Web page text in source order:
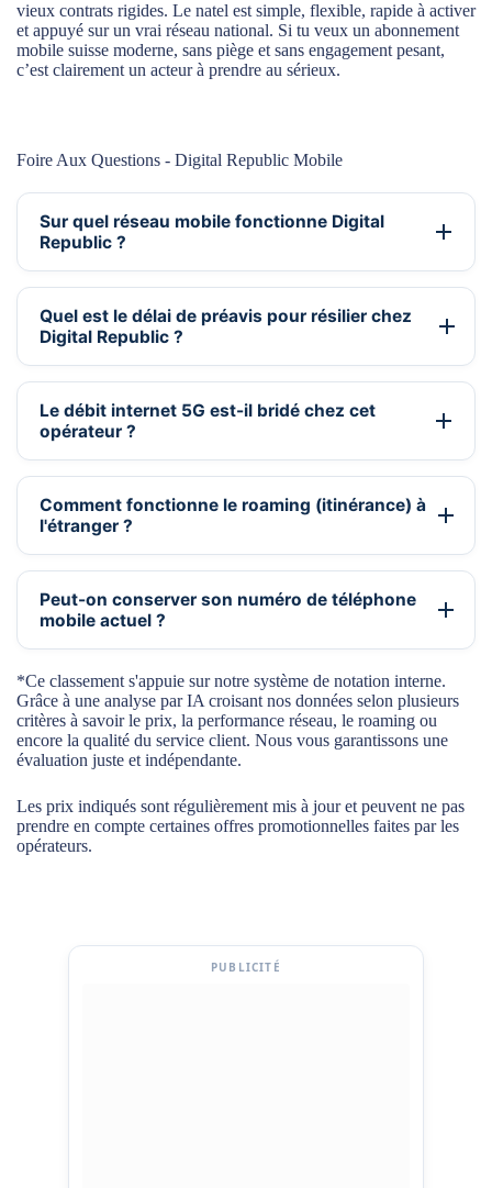
vieux contrats rigides. Le natel est simple, flexible, rapide à activer
et appuyé sur un vrai réseau national. Si tu veux un abonnement
mobile suisse moderne, sans piège et sans engagement pesant,
c’est clairement un acteur à prendre au sérieux.
Foire Aux Questions - Digital Republic Mobile
Sur quel réseau mobile fonctionne Digital
Republic ?
Quel est le délai de préavis pour résilier chez
Digital Republic ?
Le débit internet 5G est-il bridé chez cet
opérateur ?
Comment fonctionne le roaming (itinérance) à
l'étranger ?
Peut-on conserver son numéro de téléphone
mobile actuel ?
*Ce classement s'appuie sur notre système de notation interne.
Grâce à une analyse par IA croisant nos données selon plusieurs
critères à savoir le prix, la performance réseau, le roaming ou
encore la qualité du service client. Nous vous garantissons une
évaluation juste et indépendante.
Les prix indiqués sont régulièrement mis à jour et peuvent ne pas
prendre en compte certaines offres promotionnelles faites par les
opérateurs.
PUBLICITÉ